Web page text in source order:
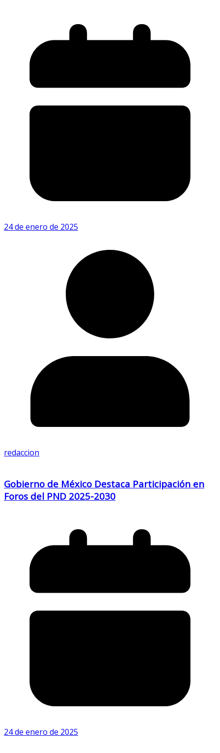
24 de enero de 2025
redaccion
Gobierno de México Destaca Participación en
Foros del PND 2025-2030
24 de enero de 2025